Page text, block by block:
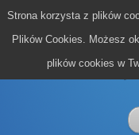
Strona korzysta z plików
Plików Cookies. Możesz
plików cookies w